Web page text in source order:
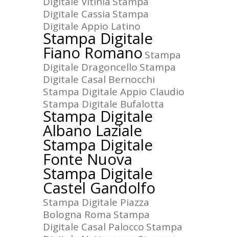
Digitale Cassia Stampa
Digitale Appio Latino
Stampa Digitale
Fiano Romano Stampa
Digitale Dragoncello Stampa
Digitale Casal Bernocchi
Stampa Digitale Appio Claudio
Stampa Digitale Bufalotta
Stampa Digitale
Albano Laziale
Stampa Digitale
Fonte Nuova
Stampa Digitale
Castel Gandolfo
Stampa Digitale Piazza
Bologna Roma Stampa
Digitale Casal Palocco Stampa